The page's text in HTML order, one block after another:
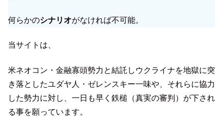
何らかのシナリオがなければ不可能。
当サイトは、
米ネオコン・金融寡頭勢力と結託しウクライナを地獄に突
き落としたユダヤ人・ゼレンスキー一味や、それらに協力
した勢力に対し、一日も早く鉄槌（真実の審判）が下され
る事を願っています。